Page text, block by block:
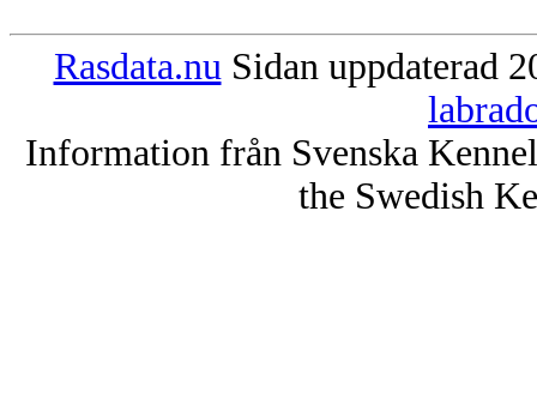
Rasdata.nu Sidan uppdaterad
Information från Svenska
the Swedish